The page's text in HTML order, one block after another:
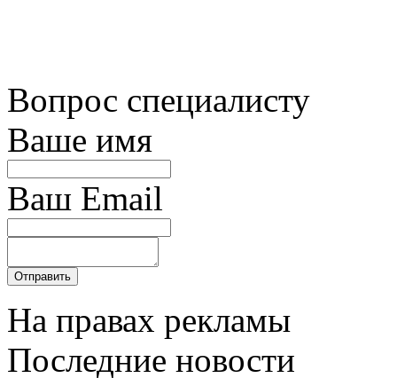
Вопрос специалисту
Ваше имя
Ваш Email
На правах рекламы
Последние новости